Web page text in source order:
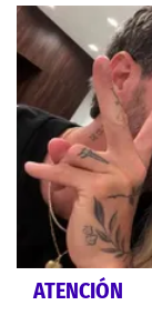
ATENCIÓN